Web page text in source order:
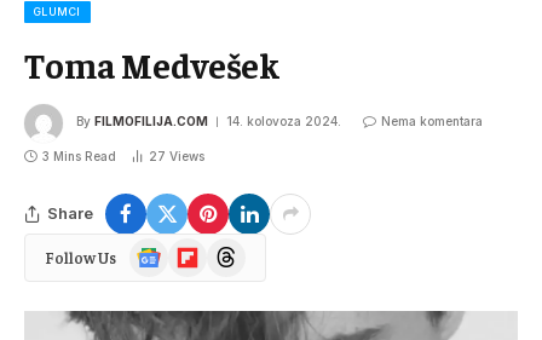
GLUMCI
Toma Medvešek
By FILMOFILIJA.COM 14. kolovoza 2024. Nema komentara
3 Mins Read 27 Views
Share
Follow Us
Google
News
FlipboardThreads